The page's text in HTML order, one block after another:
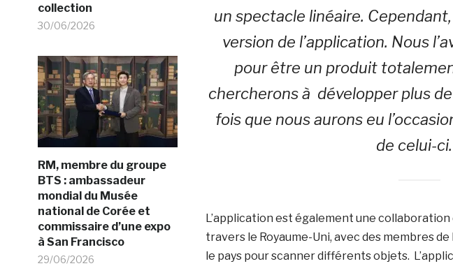
collection
30/06/2026
RM, membre du groupe
BTS : ambassadeur
mondial du Musée
national de Corée et
commissaire d’une expo
à San Francisco
29/06/2026
un spectacle linéaire.
version de l’application. Nous
pour être un produit
chercherons à développer plus
fois que nous aurons eu
de celui-ci.
L’application est également une collaboration
travers le Royaume-Uni, avec des membres
le pays pour scanner différents objets.